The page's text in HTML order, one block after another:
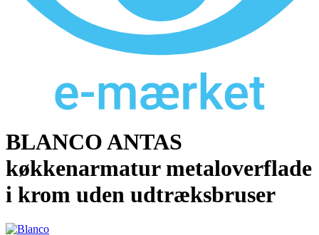
BLANCO ANTAS
køkkenarmatur metaloverflade
i krom uden udtræksbruser